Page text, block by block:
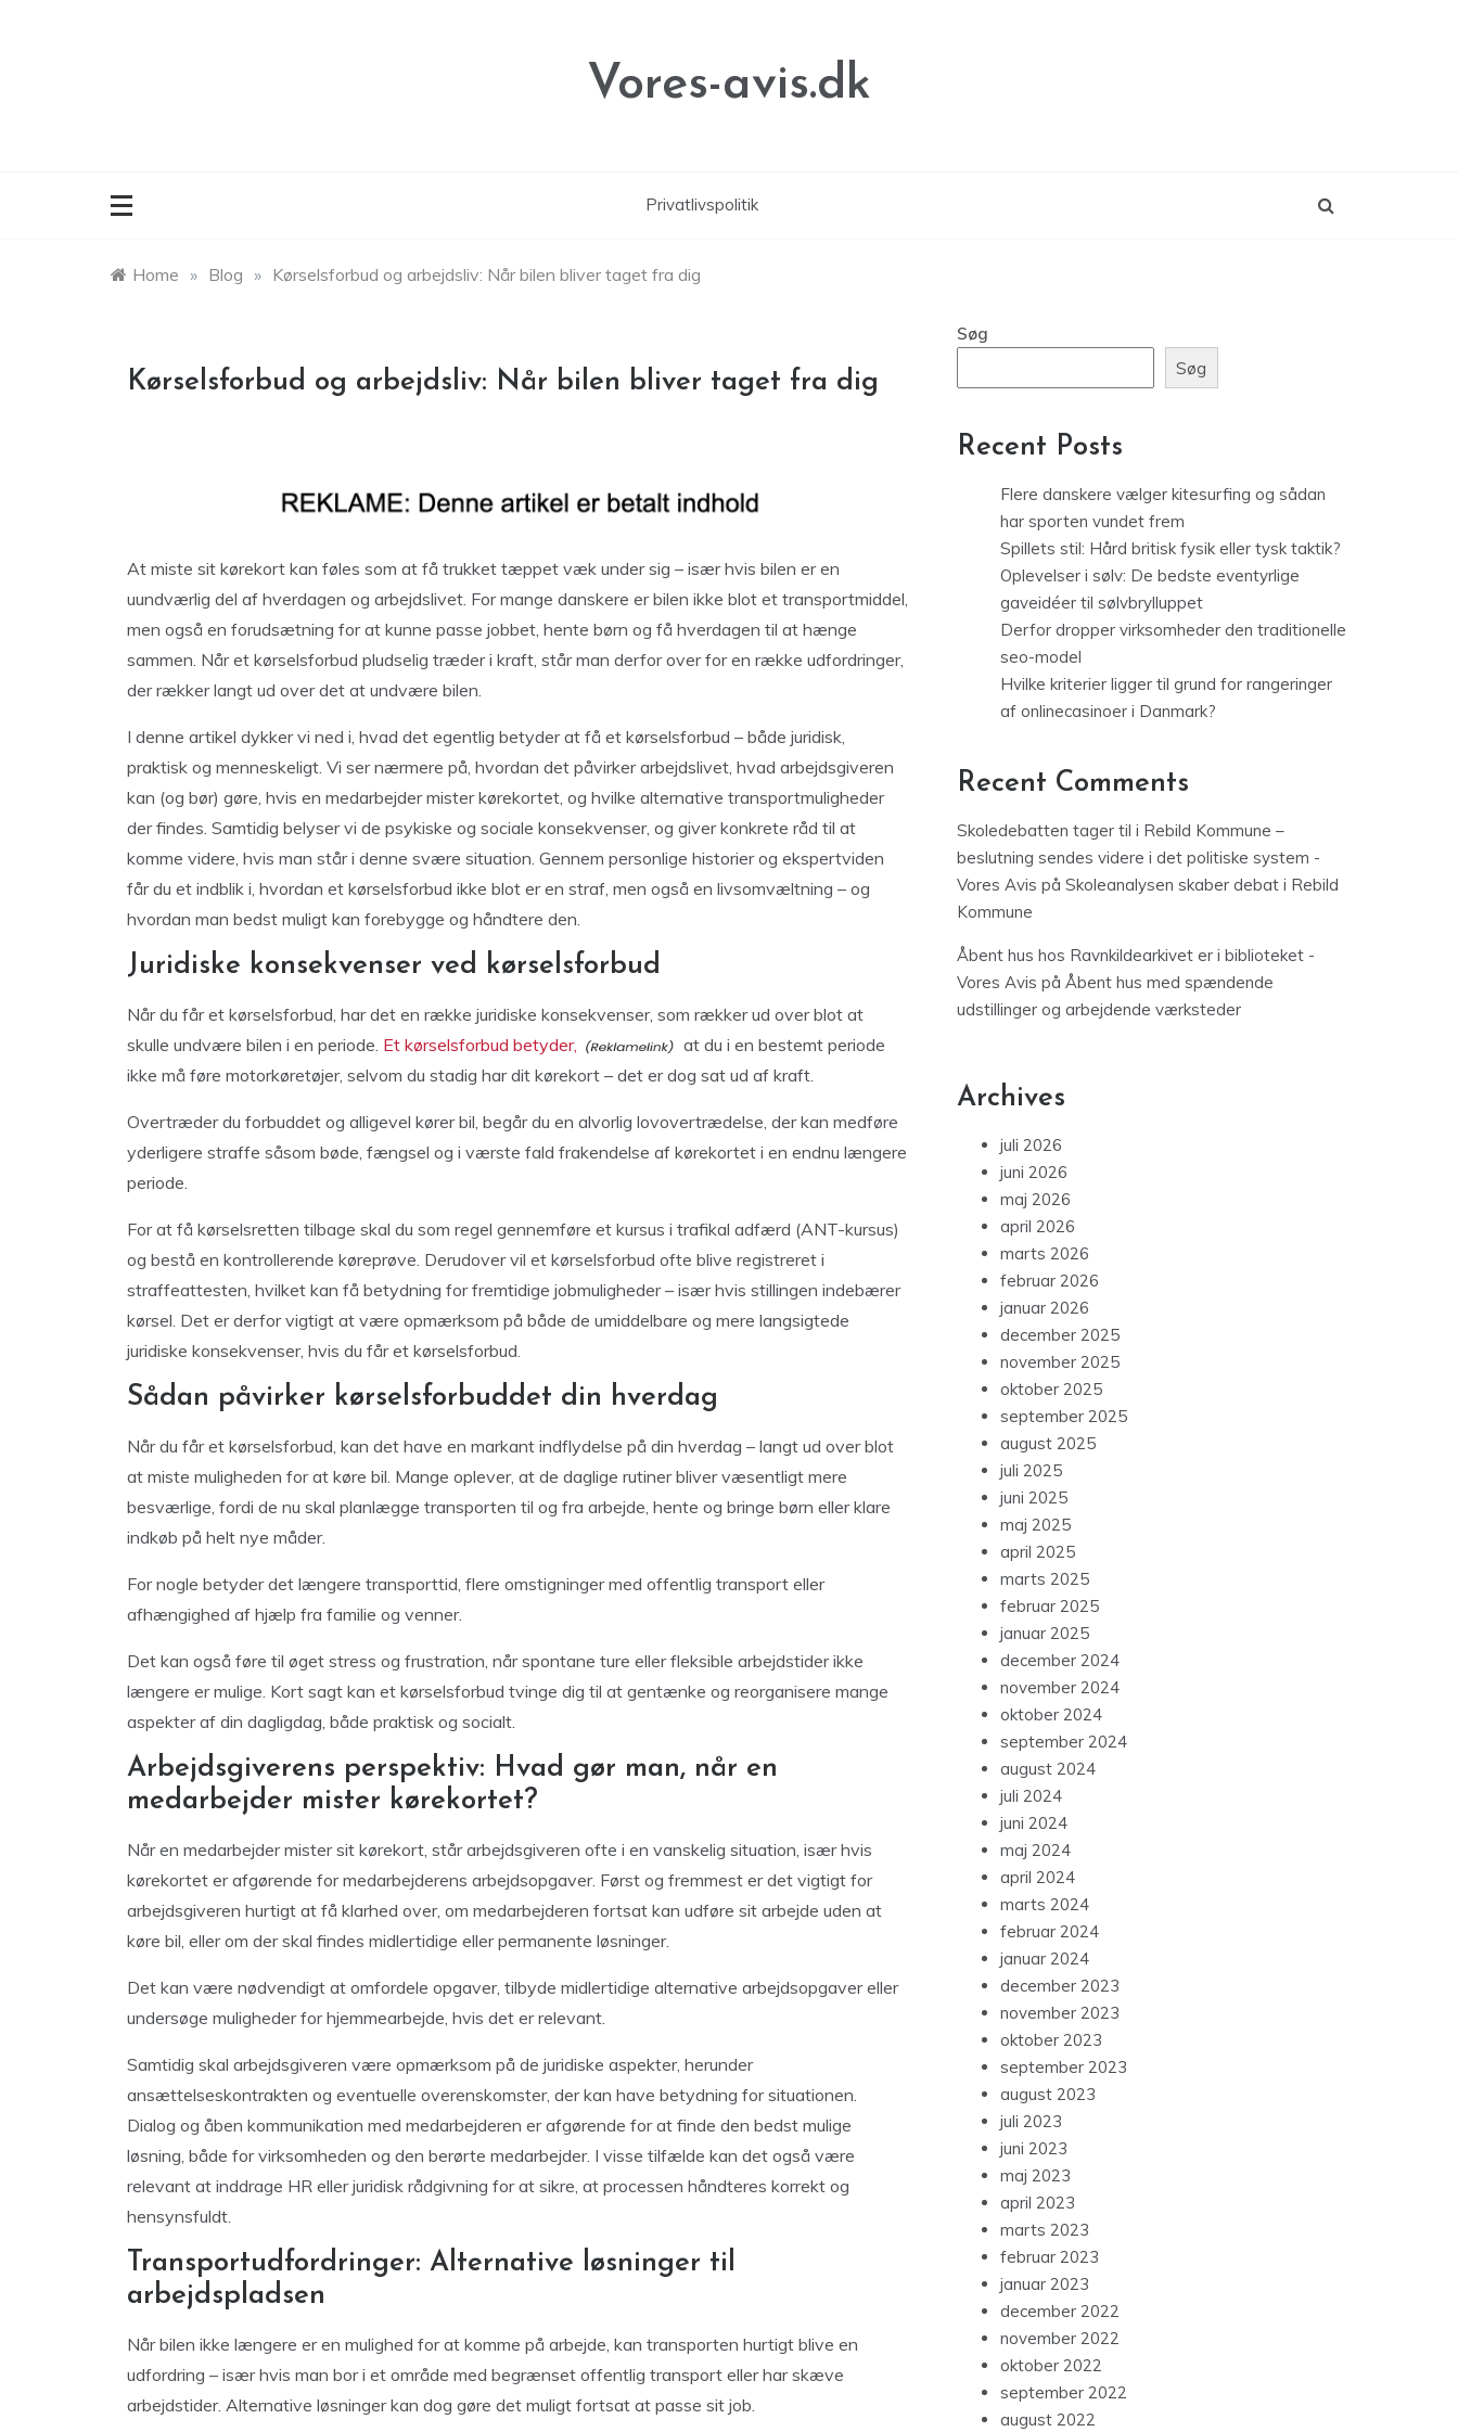
Vores-avis.dk
Privatlivspolitik
Home » Blog » Kørselsforbud og arbejdsliv: Når bilen bliver taget fra dig
Kørselsforbud og arbejdsliv: Når bilen bliver taget fra dig
At miste sit kørekort kan føles som at få trukket tæppet væk under sig – især hvis bilen er en
uundværlig del af hverdagen og arbejdslivet. For mange danskere er bilen ikke blot et transportmiddel,
men også en forudsætning for at kunne passe jobbet, hente børn og få hverdagen til at hænge
sammen. Når et kørselsforbud pludselig træder i kraft, står man derfor over for en række udfordringer,
der rækker langt ud over det at undvære bilen.
I denne artikel dykker vi ned i, hvad det egentlig betyder at få et kørselsforbud – både juridisk,
praktisk og menneskeligt. Vi ser nærmere på, hvordan det påvirker arbejdslivet, hvad arbejdsgiveren
kan (og bør) gøre, hvis en medarbejder mister kørekortet, og hvilke alternative transportmuligheder
der findes. Samtidig belyser vi de psykiske og sociale konsekvenser, og giver konkrete råd til at
komme videre, hvis man står i denne svære situation. Gennem personlige historier og ekspertviden
får du et indblik i, hvordan et kørselsforbud ikke blot er en straf, men også en livsomvæltning – og
hvordan man bedst muligt kan forebygge og håndtere den.
Juridiske konsekvenser ved kørselsforbud
Når du får et kørselsforbud, har det en række juridiske konsekvenser, som rækker ud over blot at
skulle undvære bilen i en periode. Et kørselsforbud betyder,
at du i en bestemt periode
ikke må føre motorkøretøjer, selvom du stadig har dit kørekort – det er dog sat ud af kraft.
Overtræder du forbuddet og alligevel kører bil, begår du en alvorlig lovovertrædelse, der kan medføre
yderligere straffe såsom bøde, fængsel og i værste fald frakendelse af kørekortet i en endnu længere
periode.
For at få kørselsretten tilbage skal du som regel gennemføre et kursus i trafikal adfærd (ANT-kursus)
og bestå en kontrollerende køreprøve. Derudover vil et kørselsforbud ofte blive registreret i
straffeattesten, hvilket kan få betydning for fremtidige jobmuligheder – især hvis stillingen indebærer
kørsel. Det er derfor vigtigt at være opmærksom på både de umiddelbare og mere langsigtede
juridiske konsekvenser, hvis du får et kørselsforbud.
Sådan påvirker kørselsforbuddet din hverdag
Når du får et kørselsforbud, kan det have en markant indflydelse på din hverdag – langt ud over blot
at miste muligheden for at køre bil. Mange oplever, at de daglige rutiner bliver væsentligt mere
besværlige, fordi de nu skal planlægge transporten til og fra arbejde, hente og bringe børn eller klare
indkøb på helt nye måder.
For nogle betyder det længere transporttid, flere omstigninger med offentlig transport eller
afhængighed af hjælp fra familie og venner.
Det kan også føre til øget stress og frustration, når spontane ture eller fleksible arbejdstider ikke
længere er mulige. Kort sagt kan et kørselsforbud tvinge dig til at gentænke og reorganisere mange
aspekter af din dagligdag, både praktisk og socialt.
Arbejdsgiverens perspektiv: Hvad gør man, når en
medarbejder mister kørekortet?
Når en medarbejder mister sit kørekort, står arbejdsgiveren ofte i en vanskelig situation, især hvis
kørekortet er afgørende for medarbejderens arbejdsopgaver. Først og fremmest er det vigtigt for
arbejdsgiveren hurtigt at få klarhed over, om medarbejderen fortsat kan udføre sit arbejde uden at
køre bil, eller om der skal findes midlertidige eller permanente løsninger.
Det kan være nødvendigt at omfordele opgaver, tilbyde midlertidige alternative arbejdsopgaver eller
undersøge muligheder for hjemmearbejde, hvis det er relevant.
Samtidig skal arbejdsgiveren være opmærksom på de juridiske aspekter, herunder
ansættelseskontrakten og eventuelle overenskomster, der kan have betydning for situationen.
Dialog og åben kommunikation med medarbejderen er afgørende for at finde den bedst mulige
løsning, både for virksomheden og den berørte medarbejder. I visse tilfælde kan det også være
relevant at inddrage HR eller juridisk rådgivning for at sikre, at processen håndteres korrekt og
hensynsfuldt.
Transportudfordringer: Alternative løsninger til
arbejdspladsen
Når bilen ikke længere er en mulighed for at komme på arbejde, kan transporten hurtigt blive en
udfordring – især hvis man bor i et område med begrænset offentlig transport eller har skæve
arbejdstider. Alternative løsninger kan dog gøre det muligt fortsat at passe sit job.
Søg
Søg
Recent Posts
Flere danskere vælger kitesurfing og sådan
har sporten vundet frem
Spillets stil: Hård britisk fysik eller tysk taktik?
Oplevelser i sølv: De bedste eventyrlige
gaveidéer til sølvbrylluppet
Derfor dropper virksomheder den traditionelle
seo-model
Hvilke kriterier ligger til grund for rangeringer
af onlinecasinoer i Danmark?
Recent Comments
Skoledebatten tager til i Rebild Kommune –
beslutning sendes videre i det politiske system -
Vores Avis på Skoleanalysen skaber debat i Rebild
Kommune
Åbent hus hos Ravnkildearkivet er i biblioteket -
Vores Avis på Åbent hus med spændende
udstillinger og arbejdende værksteder
Archives
juli 2026
juni 2026
maj 2026
april 2026
marts 2026
februar 2026
januar 2026
december 2025
november 2025
oktober 2025
september 2025
august 2025
juli 2025
juni 2025
maj 2025
april 2025
marts 2025
februar 2025
januar 2025
december 2024
november 2024
oktober 2024
september 2024
august 2024
juli 2024
juni 2024
maj 2024
april 2024
marts 2024
februar 2024
januar 2024
december 2023
november 2023
oktober 2023
september 2023
august 2023
juli 2023
juni 2023
maj 2023
april 2023
marts 2023
februar 2023
januar 2023
december 2022
november 2022
oktober 2022
september 2022
august 2022